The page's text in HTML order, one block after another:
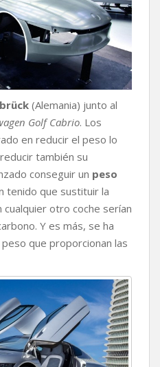
(Alemania) junto al
Golf Cabrio. Los
en reducir el peso lo
también su
conseguir un peso
tenido que sustituir la
otro coche serían
Y es más, se ha
que proporcionan las